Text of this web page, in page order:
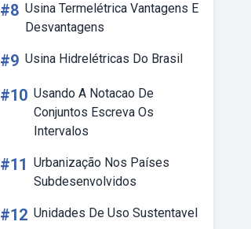
#8 Usina Termelétrica Vantagens E
Desvantagens
#9 Usina Hidrelétricas Do Brasil
#10 Usando A Notacao De
Conjuntos Escreva Os
Intervalos
#11 Urbanização Nos Países
Subdesenvolvidos
#12 Unidades De Uso Sustentavel